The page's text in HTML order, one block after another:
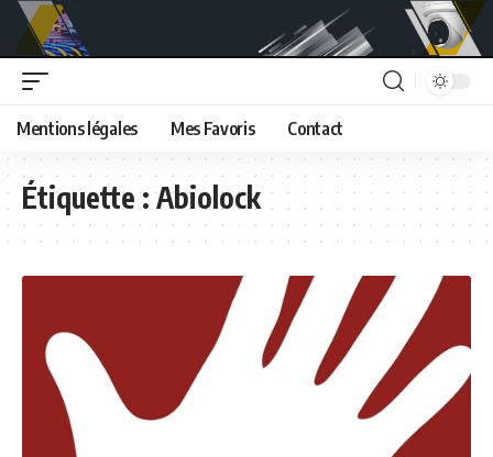
Mentions légales Mes Favoris Contact
Étiquette :Abiolock